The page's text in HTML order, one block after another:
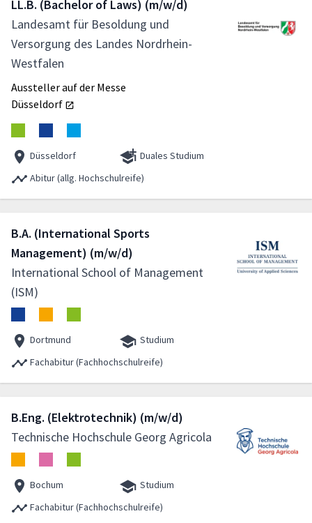
LL.B. (Bachelor of Laws) (m/w/d)
Landesamt für Besoldung und
Versorgung des Landes Nordrhein-
Westfalen
Aussteller auf der Messe
Düsseldorf
Düsseldorf
Duales Studium
Abitur (allg. Hochschulreife)
B.A. (International Sports
Management) (m/w/d)
International School of Management
(ISM)
Dortmund
Studium
Fachabitur (Fachhochschulreife)
B.Eng. (Elektrotechnik) (m/w/d)
Technische Hochschule Georg Agricola
Bochum
Studium
Fachabitur (Fachhochschulreife)